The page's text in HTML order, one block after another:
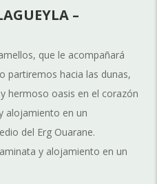
–
que le acompañará
partiremos hacia las dunas,
hermoso oasis en el corazón
alojamiento en un
del Erg Ouarane.
y alojamiento en un